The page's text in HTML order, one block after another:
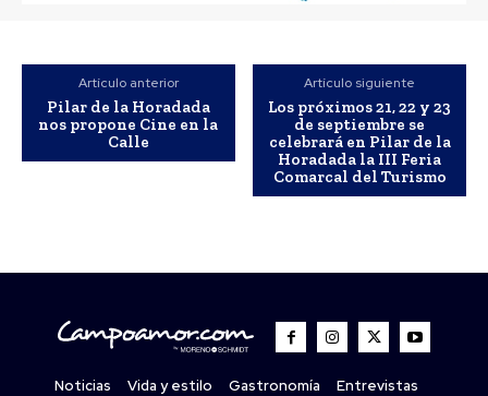
Artículo anterior
Pilar de la Horadada
nos propone Cine en la
Calle
Artículo siguiente
Los próximos 21, 22 y 23
de septiembre se
celebrará en Pilar de la
Horadada la III Feria
Comarcal del Turismo
Noticias Vida y estilo Gastronomía
Entrevistas